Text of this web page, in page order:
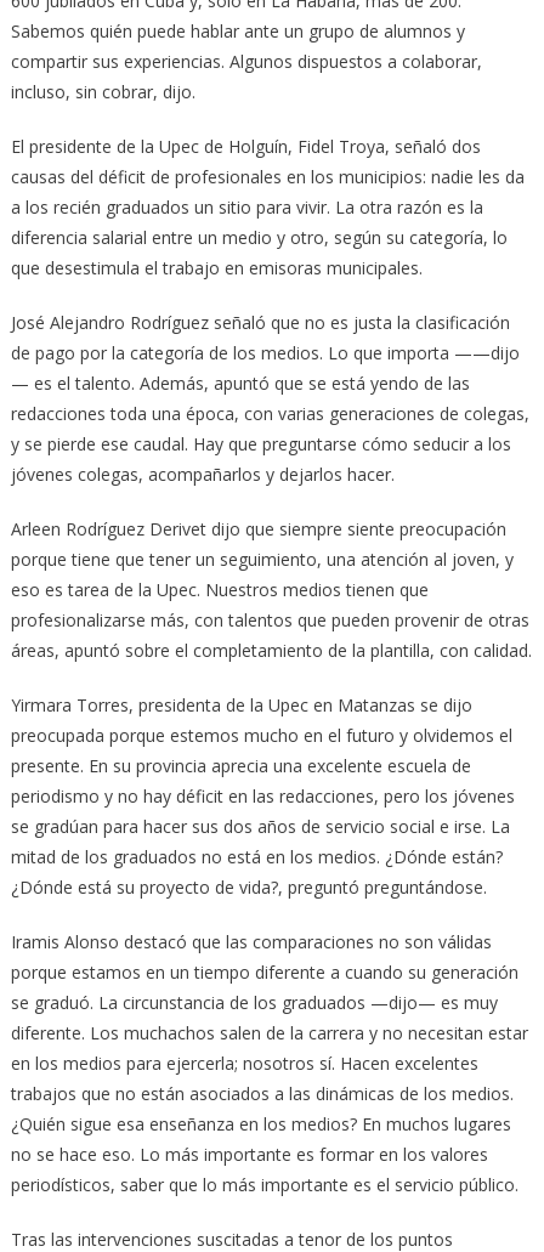
Sabemos quién puede hablar ante un grupo de alumnos y
compartir sus experiencias. Algunos dispuestos a colaborar,
incluso, sin cobrar, dijo.
El presidente de la Upec de Holguín, Fidel Troya, señaló dos
causas del déficit de profesionales en los municipios: nadie les da
a los recién graduados un sitio para vivir. La otra razón es la
diferencia salarial entre un medio y otro, según su categoría, lo
que desestimula el trabajo en emisoras municipales.
José Alejandro Rodríguez señaló que no es justa la clasificación
de pago por la categoría de los medios. Lo que importa ——dijo
— es el talento. Además, apuntó que se está yendo de las
redacciones toda una época, con varias generaciones de colegas,
y se pierde ese caudal. Hay que preguntarse cómo seducir a los
jóvenes colegas, acompañarlos y dejarlos hacer.
Arleen Rodríguez Derivet dijo que siempre siente preocupación
porque tiene que tener un seguimiento, una atención al joven, y
eso es tarea de la Upec. Nuestros medios tienen que
profesionalizarse más, con talentos que pueden provenir de otras
áreas, apuntó sobre el completamiento de la plantilla, con calidad.
Yirmara Torres, presidenta de la Upec en Matanzas se dijo
preocupada porque estemos mucho en el futuro y olvidemos el
presente. En su provincia aprecia una excelente escuela de
periodismo y no hay déficit en las redacciones, pero los jóvenes
se gradúan para hacer sus dos años de servicio social e irse. La
mitad de los graduados no está en los medios. ¿Dónde están?
¿Dónde está su proyecto de vida?, preguntó preguntándose.
Iramis Alonso destacó que las comparaciones no son válidas
porque estamos en un tiempo diferente a cuando su generación
se graduó. La circunstancia de los graduados —dijo— es muy
diferente. Los muchachos salen de la carrera y no necesitan estar
en los medios para ejercerla; nosotros sí. Hacen excelentes
trabajos que no están asociados a las dinámicas de los medios.
¿Quién sigue esa enseñanza en los medios? En muchos lugares
no se hace eso. Lo más importante es formar en los valores
periodísticos, saber que lo más importante es el servicio público.
Tras las intervenciones suscitadas a tenor de los puntos